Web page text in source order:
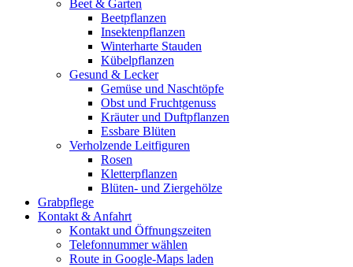
Beet & Garten
Beetpflanzen
Insektenpflanzen
Winterharte Stauden
Kübelpflanzen
Gesund & Lecker
Gemüse und Naschtöpfe
Obst und Fruchtgenuss
Kräuter und Duftpflanzen
Essbare Blüten
Verholzende Leitfiguren
Rosen
Kletterpflanzen
Blüten- und Ziergehölze
Grabpflege
Kontakt & Anfahrt
Kontakt und Öffnungszeiten
Telefonnummer wählen
Route in Google-Maps laden